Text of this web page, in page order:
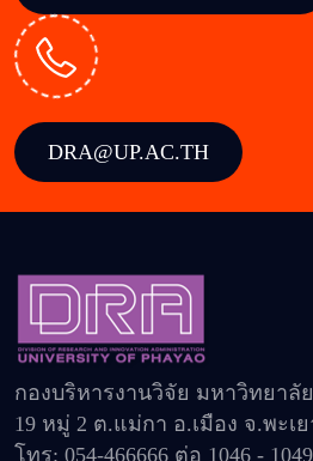
DRA@UP.AC.TH
กองบริหารงานวิจัย มหาวิทยาลั
19 หมู่ 2 ต.แม่กา อ.เมือง จ.พะเย
โทร: 054-466666 ต่อ 1046 - 1049